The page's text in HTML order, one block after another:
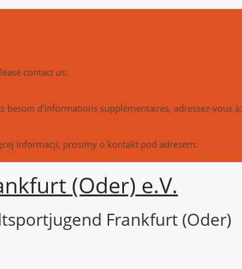
contact us:
besoin d'informations supplémentaires, adressez-vous à:
informacji, prosimy o kontakt pod adresem:
(Oder) e.V.
Frankfurt (Oder)